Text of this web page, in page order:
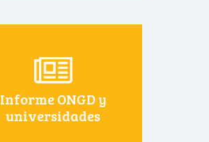
Informe ONGD y
universidades